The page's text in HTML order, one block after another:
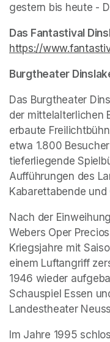
gestern bis heute -
Das Fantastival
https://
Burgtheater
Das Burgtheater
der mittelalterlichen
erbaute
etwa 1.800
tieferliegende
Aufführungen des
Kabarettabende
Nach der
Webers Oper
Kriegsjahre mit
einem Luftangriff
1946 wieder
Schauspiel Essen
Landestheater
Im Jahre 1995